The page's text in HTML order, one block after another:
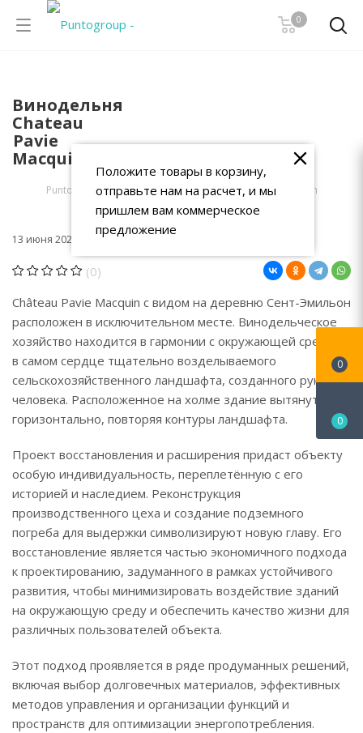
0
Винодельня
Chateau
Pavie
Macquin
PuntoGroup - Блог - Винодельня Chateau Pavie Macquin
13 июня 2024 6:00 // Интересные статьи
(0)
Château Pavie Macquin с видом на деревню Сент-Эмильон
расположен в исключительном месте. Винодельческое
хозяйство находится в гармонии с окружающей средой,
в самом сердце тщательно возделываемого
сельскохозяйственного ландшафта, созданного руками
человека. Расположенное на холме здание вытянуто
горизонтально, повторяя контуры ландшафта.
Проект восстановления и расширения придаст объекту
особую индивидуальность, переплетённую с его
историей и наследием. Реконструкция
производственного цеха и создание подземного
погреба для выдержки символизируют новую главу. Его
восстановление является частью экономичного подхода
к проектированию, задуманного в рамках устойчивого
развития, чтобы минимизировать воздействие зданий
на окружающую среду и обеспечить качество жизни для
различных пользователей объекта.
Этот подход проявляется в ряде продуманных решений,
включая выбор долговечных материалов, эффективных
методов управления и организации функций и
пространств для оптимизации энергопотребления.
0
0
Положите товары в корзину,
отправьте нам на расчет, и мы
пришлем вам коммерческое
предложение